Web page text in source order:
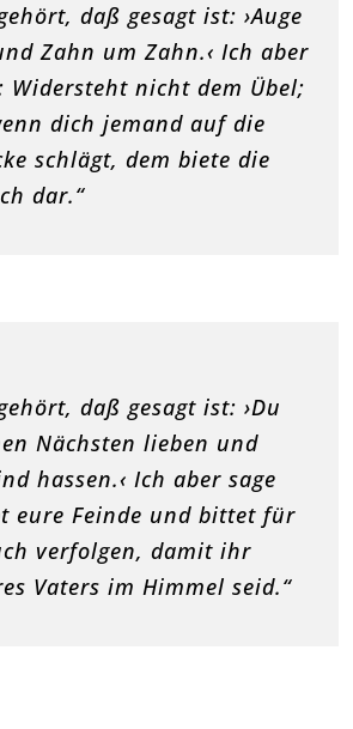
daß gesagt ist: ›Auge
Zahn um Zahn.‹ Ich aber
Widersteht nicht dem Übel;
dich jemand auf die
schlägt, dem biete die
dar.“
daß gesagt ist: ›Du
Nächsten lieben und
hassen.‹ Ich aber sage
eure Feinde und bittet für
verfolgen, damit ihr
Vaters im Himmel seid.“